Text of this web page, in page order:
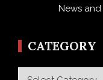
News
CATEGORY
Category